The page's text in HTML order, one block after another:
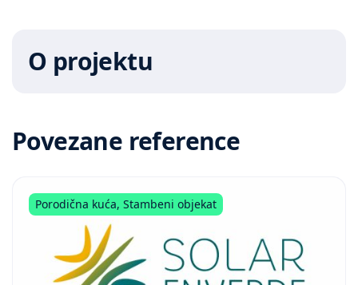
O projektu
Povezane reference
Porodična kuća, Stambeni objekat